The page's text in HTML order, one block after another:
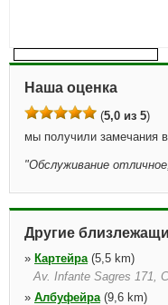
Наша оценка
(5,0 из 5)
мы получили замечания
"Обслуживание
Другие
» Картейра(5,5 km)
Av. Infante Sagres 171,
» Албуфейра(9,6 km)